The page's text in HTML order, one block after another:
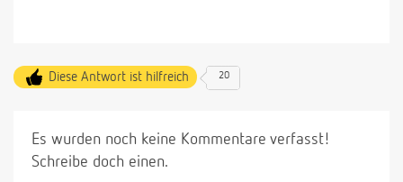
Diese Antwort ist hilfreich 20
Es wurden noch keine Kommentare verfasst!
Schreibe doch einen.